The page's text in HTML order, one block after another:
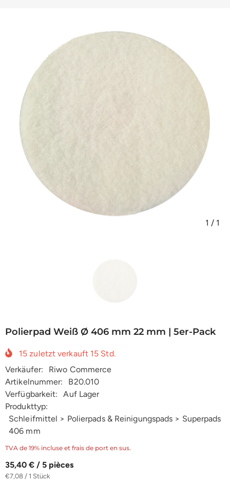
1 / 1
Polierpad Weiß Ø 406 mm 22 mm | 5er-Pack
15 zuletzt verkauft 15 Std.
Verkäufer:
Riwo Commerce
Artikelnummer:
B20.010
Verfügbarkeit:
Auf Lager
Produkttyp:
Schleifmittel > Polierpads & Reinigungspads > Superpads
406 mm
TVA de 19% incluse et frais de port en sus.
35,40 € / 5 pièces
€7,08 / 1 Stück